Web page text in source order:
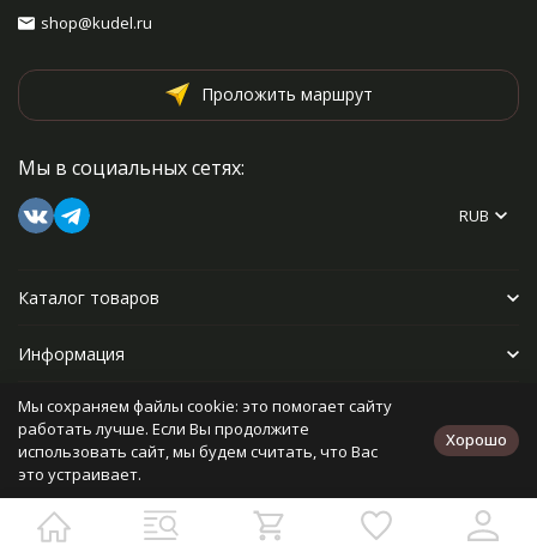
shop@kudel.ru
Проложить маршрут
Мы в социальных сетях:
RUB
Каталог товаров
Информация
Прочее
Политика персональных данных
Разработано в
bodysite.ru
Мы сохраняем файлы cookie: это помогает сайту
работать лучше. Если Вы продолжите
использовать сайт, мы будем считать, что Вас
это устраивает.
Хорошо